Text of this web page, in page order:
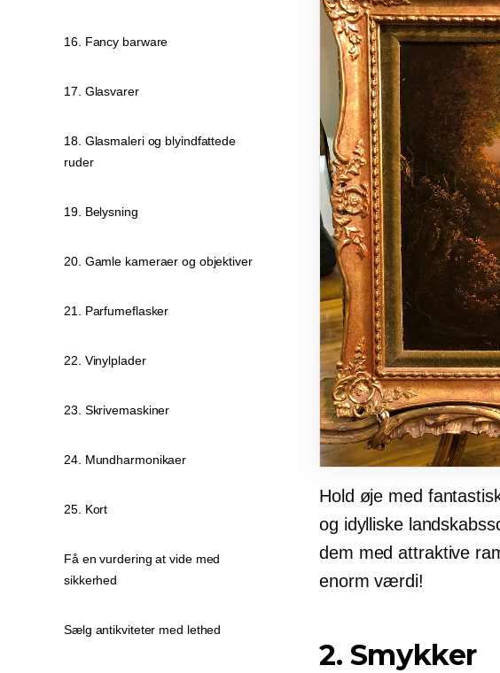
Hold øje med
og idylliske
dem med attraktive
enorm værdi!
2. Smykker
16. Fancy barware
17. Glasvarer
18. Glasmaleri og blyindfattede
ruder
19. Belysning
20. Gamle kameraer og objektiver
21. Parfumeflasker
22. Vinylplader
23. Skrivemaskiner
24. Mundharmonikaer
25. Kort
Få en vurdering at vide med
sikkerhed
Sælg antikviteter med lethed